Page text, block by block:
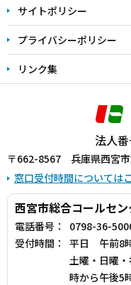
サイトポリシー
プライバシーポリシー
リンク集
法人
〒662-8567 兵庫県西宮市
窓口受付時間については
西宮市総合コールセン
電話番号：
0798-36-
受付時間：
平日 午前8
土曜・日曜
時から午後5